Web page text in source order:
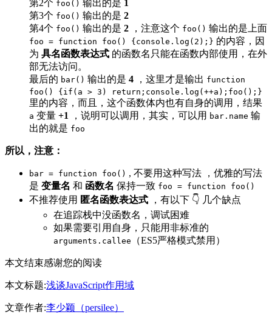
第2个 foo() 输出的是 1
第3个 foo() 输出的是 2
第4个 foo() 输出的是 2 ，注意这个 foo() 输出的是上面
foo = function foo() {console.log(2);} 的内容，因
为 具名函数表达式 的函数名只能在函数内部使用，在外
部无法访问。
最后的 bar() 输出的是 4 ，这里才是输出 function
foo() {if(a > 3) return;console.log(++a);foo();}
里的内容，而且，这个函数体内也有自身的调用，结果
a 变量 +1 ，说明可以调用，其实，可以用 bar.name 输
出的就是 foo
所以，注意：
bar = function foo() , 不要用这种写法 ，优雅的写法
是 变量名 和 函数名 保持一致 foo = function foo()
不推荐使用 匿名函数表达式 ，有以下 👇 几个缺点
在追踪栈中没函数名，调试困难
如果需要引用自身，只能用非标准的
arguments.callee （ES5严格模式禁用）
本文结束感谢您的阅读
本文标题:浅谈JavaScript作用域
文章作者:李少颖（persilee）